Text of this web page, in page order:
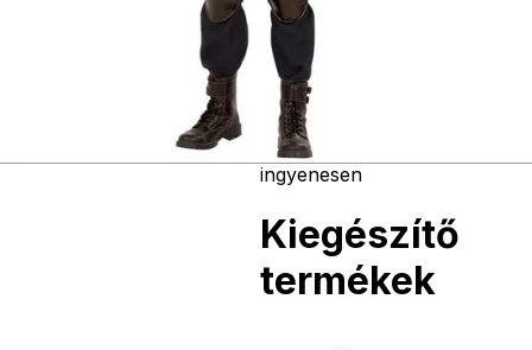
Szállítás:
- Csomagautomata: 1190
forinttól
- Házhozszállítás: 2190
forinttól
- Személyes átvétel:
ingyenesen
Kiegészítő
termékek